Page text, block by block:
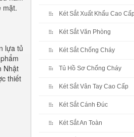
mặt.
lựa tủ
Nhật
thiết
Két Sắt Xuất Khẩu Cao
Két Sắt Văn Phòng
Két Sắt Chống Cháy
Tủ Hồ Sơ Chống Cháy
Két Sắt Vân Tay Cao Cấp
Két Sắt Cánh Đúc
Két Sắt An Toàn